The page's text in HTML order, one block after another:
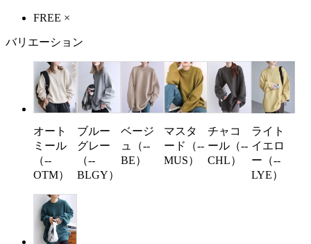
FREE ×
バリエーション
オート
ミール
（--
OTM）
ブルー
グレー
（--
BLGY）
ベージ
ュ（--
BE）
マスタ
ード（--
MUS）
チャコ
ール（--
CHL）
ライト
イエロ
ー（--
LYE）